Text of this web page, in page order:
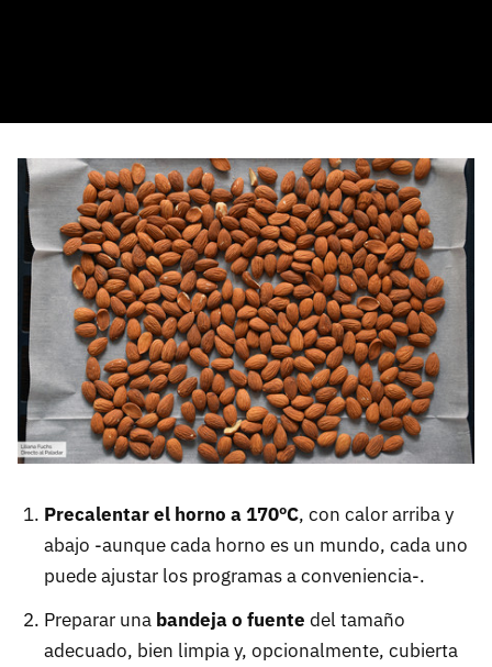
Precalentar el horno a 170ºC, con calor arriba y
abajo -aunque cada horno es un mundo, cada uno
puede ajustar los programas a conveniencia-.
Preparar una bandeja o fuente del tamaño
adecuado, bien limpia y, opcionalmente, cubierta